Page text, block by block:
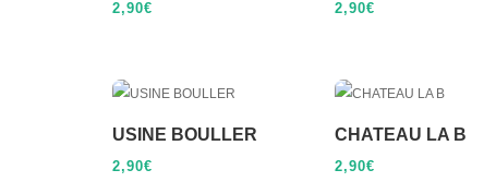
2,90€ 2,90€
USINE BOULLER
2,90€
CHATEAU LA B
2,90€